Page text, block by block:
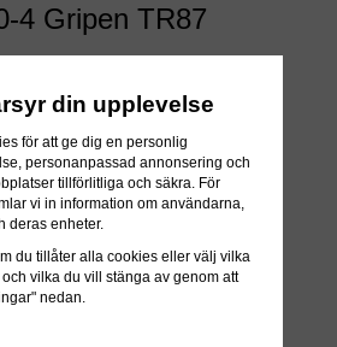
4 Gripen TR87
din upplevelse
för att ge dig en personlig
personanpassad annonsering och
tillförlitliga och säkra. För
vi in information om användarna,
deras enheter.
du tillåter alla cookies eller välj vilka
vilka du vill stänga av genom att
nedan.